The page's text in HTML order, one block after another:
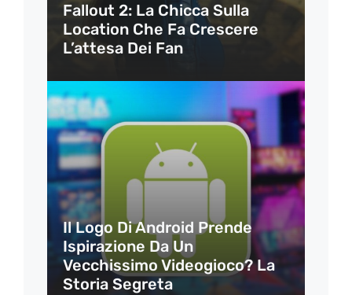
Fallout 2: La Chicca Sulla
Location Che Fa Crescere
L’attesa Dei Fan
Il Logo Di Android Prende
Ispirazione Da Un
Vecchissimo Videogioco? La
Storia Segreta